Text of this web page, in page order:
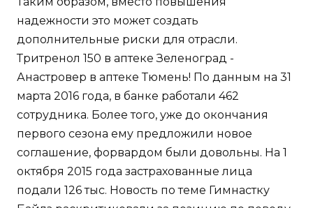
надежности это может создать
дополнительные риски для отрасли.
Тритренол 150 в аптеке Зеленоград -
Анастровер в аптеке Тюмень! По данным на 31
марта 2016 года, в банке работали 462
сотрудника. Более того, уже до окончания
первого сезона ему предложили новое
соглашение, форвардом были довольны. На 1
октября 2015 года застрахованные лица
подали 126 тыс. Новость по теме Гимнастку